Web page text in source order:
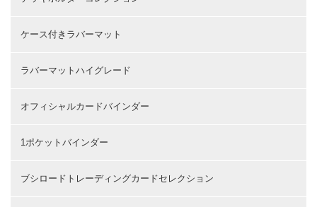
ケース付きラバーマット
ラバーマットハイグレード
オフィシャルカードバインダー
1ポケットバインダー
ブシロードトレーディングカードセレクション